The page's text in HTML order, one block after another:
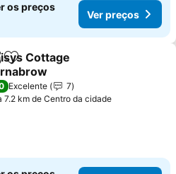
os preços
Ver preços
Adicionar aos favoritos
Cottage
preços
Excelente
7
7.2 km de Centro da cidade